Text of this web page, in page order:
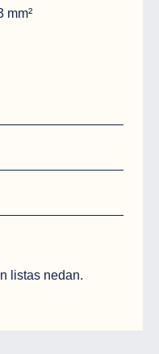
mm²
listas nedan.